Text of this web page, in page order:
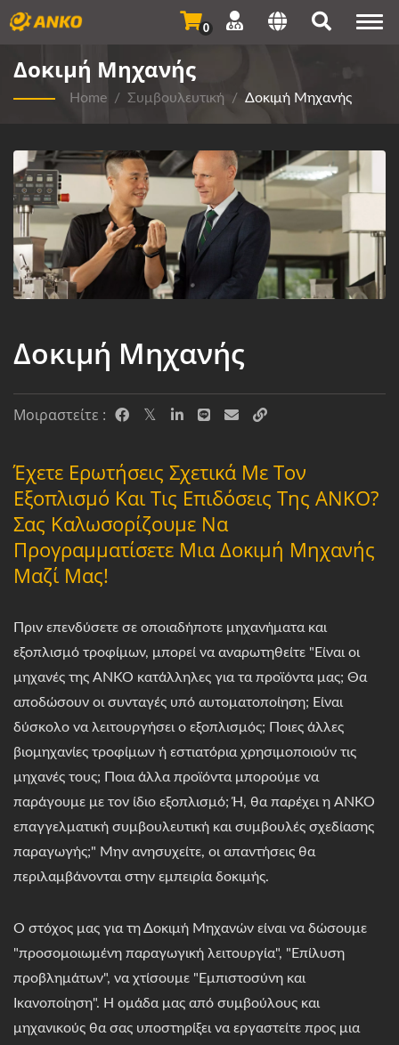
0
Δοκιμή Μηχανής
Home / Συμβουλευτική / Δοκιμή Μηχανής
Δοκιμή Μηχανής
Μοιραστείτε :
Έχετε Ερωτήσεις Σχετικά Με Τον
Εξοπλισμό Και Τις Επιδόσεις Της ANKO?
Σας Καλωσορίζουμε Να
Προγραμματίσετε Μια Δοκιμή Μηχανής
Μαζί Μας!
Πριν επενδύσετε σε οποιαδήποτε μηχανήματα και
εξοπλισμό τροφίμων, μπορεί να αναρωτηθείτε "Είναι οι
μηχανές της ANKO κατάλληλες για τα προϊόντα μας; Θα
αποδώσουν οι συνταγές υπό αυτοματοποίηση; Είναι
δύσκολο να λειτουργήσει ο εξοπλισμός; Ποιες άλλες
βιομηχανίες τροφίμων ή εστιατόρια χρησιμοποιούν τις
μηχανές τους; Ποια άλλα προϊόντα μπορούμε να
παράγουμε με τον ίδιο εξοπλισμό; Ή, θα παρέχει η ANKO
επαγγελματική συμβουλευτική και συμβουλές σχεδίασης
παραγωγής;" Μην ανησυχείτε, οι απαντήσεις θα
περιλαμβάνονται στην εμπειρία δοκιμής.
Ο στόχος μας για τη Δοκιμή Μηχανών είναι να δώσουμε
"προσομοιωμένη παραγωγική λειτουργία", "Επίλυση
προβλημάτων", να χτίσουμε "Εμπιστοσύνη και
Ικανοποίηση". Η ομάδα μας από συμβούλους και
μηχανικούς θα σας υποστηρίξει να εργαστείτε προς μια